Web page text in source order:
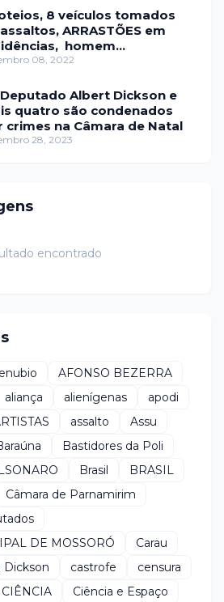
8 veículos tomados
ARRASTÕES em
homem
morto
08, 2022
Albert Dickson e
quatro são condenados
crimes na Câmara de Natal
28, 2023
encontrado
AFONSO BEZERRA
aliança alienígenas
apodi
assalto
Assu
Bastidores da Poli
Brasil
BRASIL
Câmara de Parnamirim
DE MOSSORÓ
Carau
Dickson castrofe
censura
CIÊNCIA
Ciência e Espaço